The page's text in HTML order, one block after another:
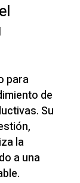
para
de
Su
la
a una